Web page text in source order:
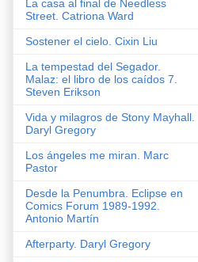
La casa al final de Needless
Street. Catriona Ward
Sostener el cielo. Cixin Liu
La tempestad del Segador.
Malaz: el libro de los caídos 7.
Steven Erikson
Vida y milagros de Stony Mayhall.
Daryl Gregory
Los ángeles me miran. Marc
Pastor
Desde la Penumbra. Eclipse en
Comics Forum 1989-1992.
Antonio Martín
Afterparty. Daryl Gregory